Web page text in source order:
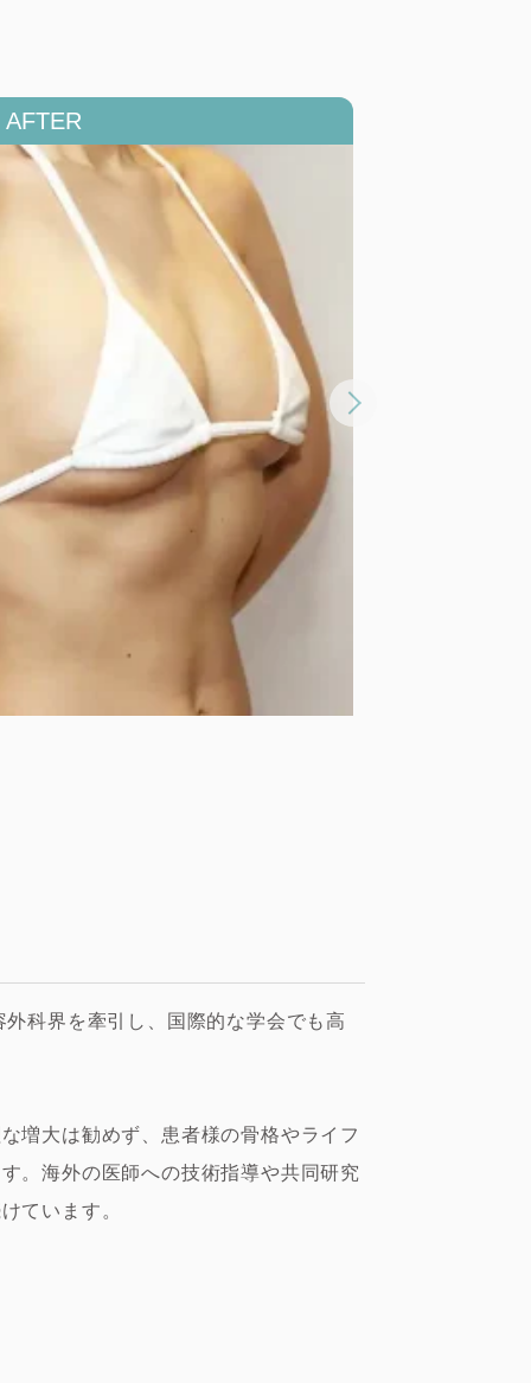
を
科界を牽引し、国際的な学会でも高
増大は勧めず、患者様の骨格やライフ
。海外の医師への技術指導や共同研究
ています。